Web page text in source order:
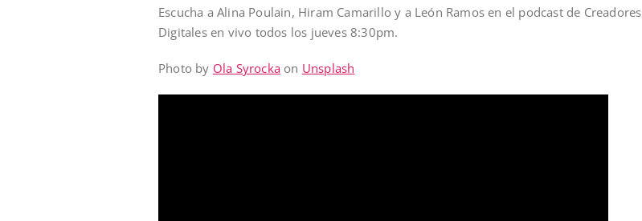
Escucha a Alina Poulain, Hiram Camarillo y a León Ramos en el podcast de Creadores
Digitales en vivo todos los jueves 8:30pm.
Photo by Ola Syrocka on Unsplash